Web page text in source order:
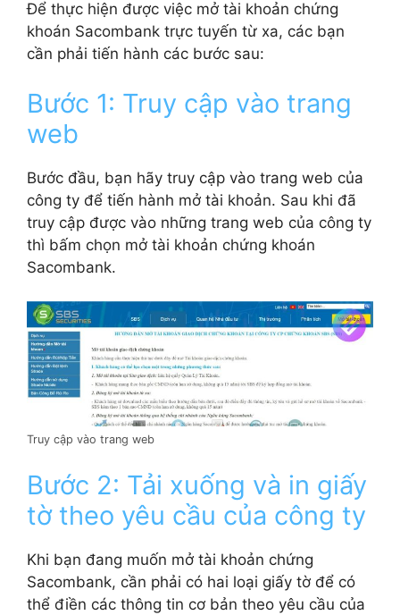
Để thực hiện được việc mở tài khoản chứng
khoán Sacombank trực tuyến từ xa, các bạn
cần phải tiến hành các bước sau:
Bước 1: Truy cập vào trang
web
Bước đầu, bạn hãy truy cập vào trang web của
công ty để tiến hành mở tài khoản. Sau khi đã
truy cập được vào những trang web của công ty
thì bấm chọn mở tài khoản chứng khoán
Sacombank.
Truy cập vào trang web
Bước 2: Tải xuống và in giấy
tờ theo yêu cầu của công ty
Khi bạn đang muốn mở tài khoản chứng
Sacombank, cần phải có hai loại giấy tờ để có
thể điền các thông tin cơ bản theo yêu cầu của